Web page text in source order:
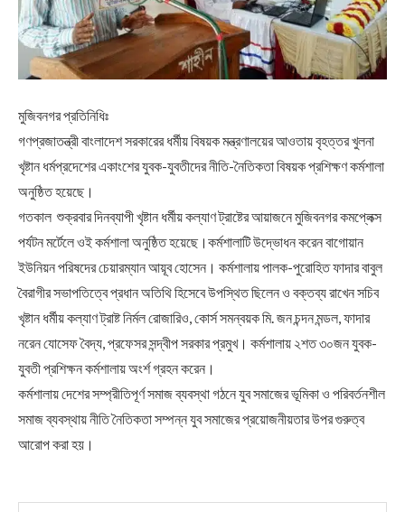
মুজিবনগর প্রতিনিধিঃ
গণপ্রজাতন্ত্রী বাংলাদেশ সরকারের ধর্মীয় বিষয়ক মন্ত্রণালয়ের আওতায় বৃহত্তর খুলনা
খৃষ্টান ধর্মপ্রদেশের একাংশের যুবক-যুবতীদের নীতি-নৈতিকতা বিষয়ক প্রশিক্ষণ কর্মশালা
অনুষ্ঠিত হয়েছে।
গতকাল শুক্রবার দিনব্যাপী খৃষ্টান ধর্মীয় কল্যাণ ট্রাষ্টের আয়াজনে মুজিবনগর কমপ্লেক্স
পর্যটন মর্টেলে ওই কর্মশালা অনুষ্ঠিত হয়েছে।কর্মশালাটি উদ্ভোধন করেন বাগোয়ান
ইউনিয়ন পরিষদের চেয়ারম্যান আয়ূব হোসেন। কর্মশালায় পালক-পুরোহিত ফাদার বাবুল
বৈরাগীর সভাপতিত্বে প্রধান অতিথি হিসেবে উপস্থিত ছিলেন ও বক্তব্য রাখেন সচিব
খৃষ্টান ধর্মীয় কল্যাণ ট্রাষ্ট নির্মল রোজারিও, কোর্স সমন্বয়ক মি. জন চন্দন মন্ডল, ফাদার
নরেন যোসেফ বৈদ্য, প্রফেসর সন্দ্বীপ সরকার প্রমুখ। কর্মশালায় ২শত ৩০জন যুবক-
যুবতী প্রশিক্ষন কর্মশালায় অংর্শ গ্রহন করেন।
কর্মশালায় দেশের সম্প্রীতিপূর্ণ সমাজ ব্যবস্থা গঠনে যুব সমাজের ভূমিকা ও পরিবর্তনশীল
সমাজ ব্যবস্থায় নীতি নৈতিকতা সম্পন্ন যুব সমাজের প্রয়োজনীয়তার উপর গুরুত্ব
আরোপ করা হয়।